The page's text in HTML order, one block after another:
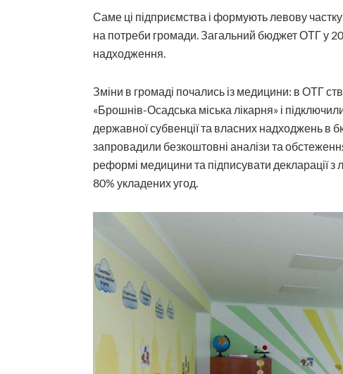
Саме ці підприємства і формують левову
на потреби громади. Загальний бюджет ОТГ у
надходження.
Зміни в громаді почались із медицини: в ОТГ
«Брошнів-Осадська міська лікарня» і
державної субвенції та власних надходжень в
запровадили безкоштовні аналізи та
реформі медицини та підписувати декларації з
80% укладених угод.